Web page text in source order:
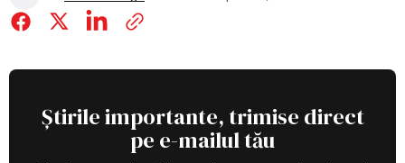
Știrile importante, trimise direct
pe e-mailul tău